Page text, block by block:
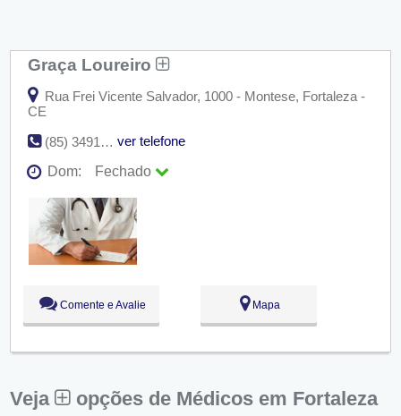
Graça Loureiro
Rua Frei Vicente Salvador, 1000 - Montese, Fortaleza -
CE
(85) 3491-4669
ver telefone
Dom:
Fechado
Seg:
09:00 - 18:00
Ter:
09:00 - 18:00
Qua:
09:00 - 18:00
Qui:
09:00 - 18:00
09:00 - 18:00
Comente e Avalie Mapa
Veja opções de Médicos em Fortaleza